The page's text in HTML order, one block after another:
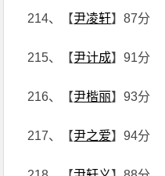
214、【尹凌轩】87分
215、【尹计成】91分
216、【尹楷丽】93分
217、【尹之爱】94分